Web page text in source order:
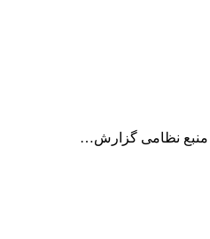
منبع نظامی گزارش…